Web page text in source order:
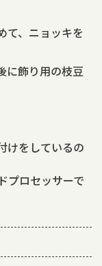
て、ニョッキを
に飾り用の枝豆
けをしているの
プロセッサーで